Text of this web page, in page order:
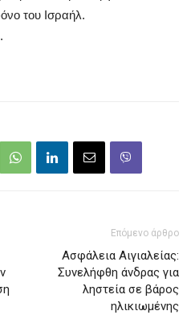
του Ισραήλ.
Επόμενο άρθρο
Ασφάλεια Αιγιαλείας:
Συνελήφθη άνδρας για
ληστεία σε βάρος
ηλικιωμένης